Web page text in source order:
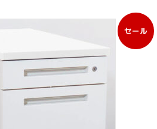
セール
販
売